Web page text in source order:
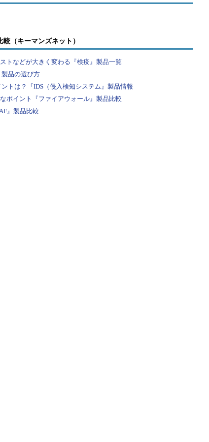
は、MorrisワームやSQL Slammerに悪用された古い
響を与えたHeartbleedなどの脆弱性に至るまでを発
の脆弱性のように、人の手で発見するのが難し
。DARPAのプログラムマネジャー、マイク・ウォ
べ650件の脆弱性が発見され、そのうち421件が修
（キーマンズネット）
トなどが大きく変わる『検疫』製品一覧
品の選び方
トは？『IDS（侵入検知システム』製品情報
ポイント『ファイアウォール』製品比較
』製品比較